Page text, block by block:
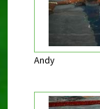
Andy